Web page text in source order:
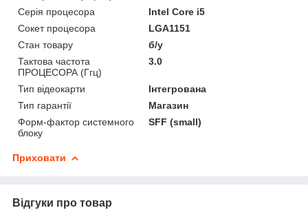
Серія процесора
Intel Core i5
Сокет процесора
LGA1151
Стан товару
б/у
Тактова частота
ПРОЦЕСОРА (Ггц)
3.0
Тип відеокарти
Інтегрована
Тип гарантії
Магазин
Форм-фактор системного
блоку
SFF (small)
Приховати
Відгуки про товар